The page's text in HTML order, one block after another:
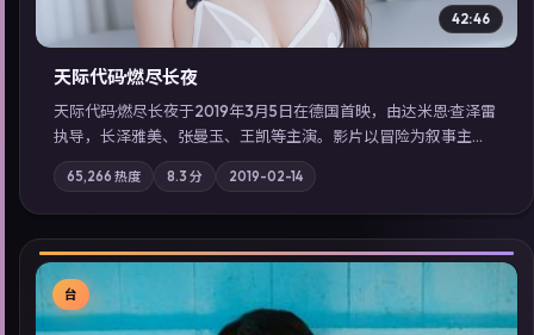
42:46
天际代码·燃尽长夜
天际代码·燃尽长夜于2019年3月5日在德国首映，由达米恩·查泽雷
执导，长泽雅美、张曼玉、王凯等主演。影片以冒险为叙事主
轴，记忆碎片重组后，主角发现自己从未活过“真实”的一天；摄
影与配乐强化地域气质；站内亦可通过「国产免费观看高清电视
剧在线看」延展检索同类型高分佳作，畅享高清在线追剧体验。
65,266 热度 8.3 分 2019-02-14
台